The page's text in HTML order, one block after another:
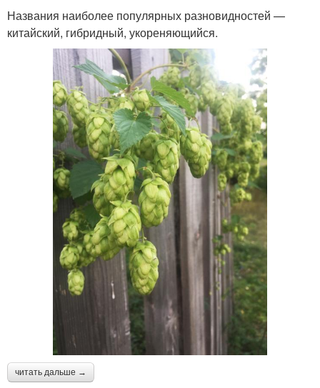
Названия наиболее популярных разновидностей —
китайский, гибридный, укореняющийся.
читать дальше →